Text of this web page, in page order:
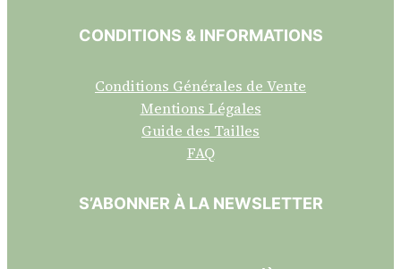
CONDITIONS & INFORMATIONS
Conditions Générales de Vente
Mentions Légales
Guide des Tailles
FAQ
S’ABONNER À LA NEWSLETTER